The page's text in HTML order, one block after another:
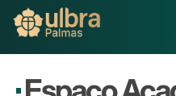
Buscar